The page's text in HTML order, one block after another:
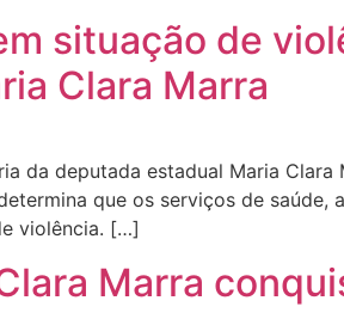
situação de
Clara Marra
da deputada estadual Maria
que os serviços de saúde,
violência. […]
Marra